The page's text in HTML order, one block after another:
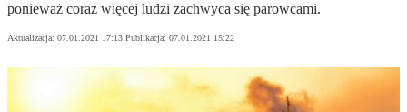
ponieważ coraz więcej ludzi zachwyca się parowcami.
Aktualizacja: 07.01.2021 17:13 Publikacja: 07.01.2021 15:22